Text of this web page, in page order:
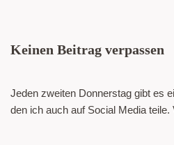
Keinen Beitrag verpassen
Jeden zweiten Donnerstag gibt es
den ich auch auf Social Media